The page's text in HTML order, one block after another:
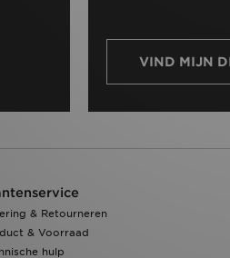
VIND MIJN
& Retourneren
& Voorraad
hulp